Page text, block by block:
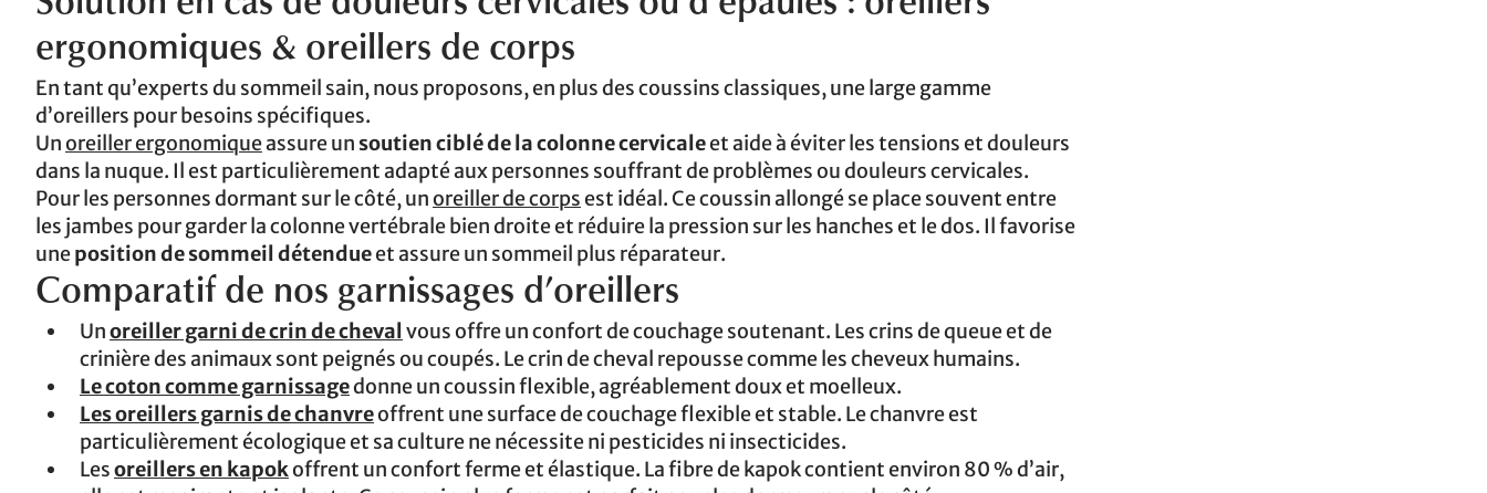
ergonomiques & oreillers de corps
En tant qu’experts du sommeil sain, nous proposons, en plus des coussins classiques, une large gamme
d’oreillers pour besoins spécifiques.
Unoreiller ergonomiqueassure un soutien ciblé de la colonne cervicaleet aide à éviter les tensions et douleurs
dans la nuque. Il est particulièrement adapté aux personnes souffrant de problèmes ou douleurs cervicales.
Pour les personnes dormant sur le côté, unoreiller de corps est idéal. Ce coussin allongé se place souvent entre
les jambes pour garder la colonne vertébrale bien droite et réduire la pression sur les hanches et le dos. Il favorise
uneposition de sommeil détendueet assure un sommeil plus réparateur.
Comparatif de nos garnissages d’oreillers
Unoreiller garni de crin de cheval vous offre un confort de couchage soutenant. Les crins de queue et de
crinière des animaux sont peignés ou coupés. Le crin de cheval repousse comme les cheveux humains.
Le coton comme garnissagedonne un coussin flexible, agréablement doux et moelleux.
Les oreillers garnis de chanvreoffrent une surface de couchage flexible et stable. Le chanvre est
particulièrement écologique et sa culture ne nécessite ni pesticides ni insecticides.
Lesoreillers en kapokoffrent un confort ferme et élastique. La fibre de kapok contient environ 80 % d’air,